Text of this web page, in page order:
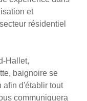
et
résidentiel
Hallet,
baignoire se
afin d'établir tout
communiquera